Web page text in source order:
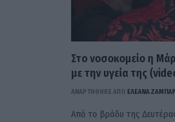
Στο νοσοκομείο η
με την υγεία της
ΑΝΑΡΤΗΘΗΚΕ ΑΠΟ ΕΛΕΑΝΑ
Από το βράδυ της